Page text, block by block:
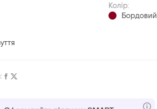
Колір:
Бордовий